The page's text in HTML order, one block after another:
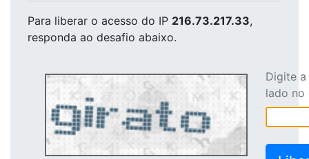
Para liberar o acesso do IP 216.73.217.33,
responda ao desafio abaixo.
Digite
lado no